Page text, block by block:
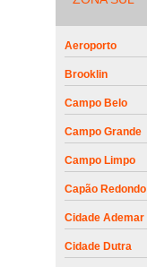
Aeroporto
Brooklin
Campo Belo
Campo Grande
Campo Limpo
Capão Redondo
Cidade Ademar
Cidade Dutra